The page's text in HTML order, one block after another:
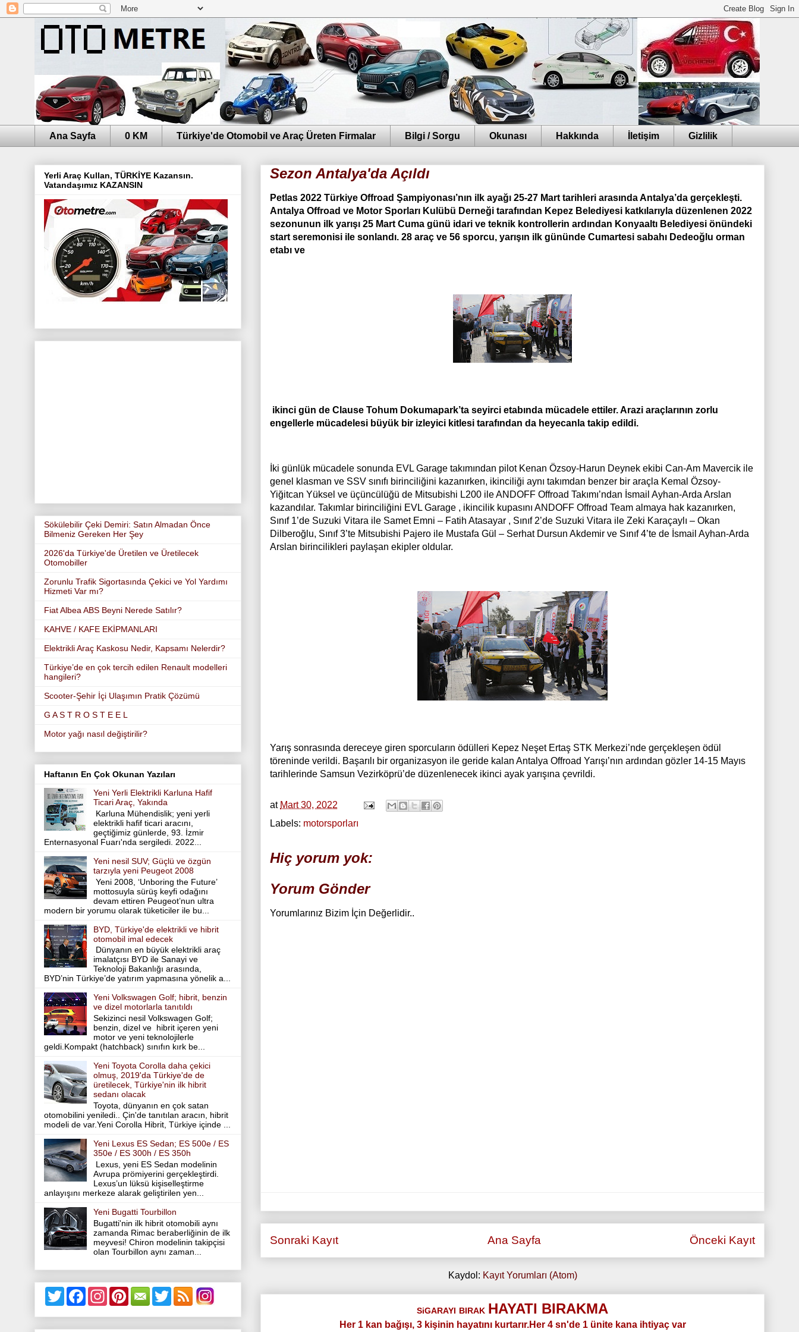
Ana Sayfa 0 KM Türkiye'de Otomobil ve Araç Üreten Firmalar Bilgi / Sorgu Okunası Hakkında İletişim Gizlilik
Sezon Antalya'da Açıldı
Petlas 2022 Türkiye Offroad Şampiyonası’nın ilk ayağı 25-27 Mart tarihleri arasında Antalya’da gerçekleşti.
Antalya Offroad ve Motor Sporları Kulübü Derneği tarafından Kepez Belediyesi katkılarıyla düzenlenen 2022
sezonunun ilk yarışı 25 Mart Cuma günü idari ve teknik kontrollerin ardından Konyaaltı Belediyesi önündeki
start seremonisi ile sonlandı. 28 araç ve 56 sporcu, yarışın ilk gününde Cumartesi sabahı Dedeoğlu orman
etabı ve
ikinci gün de Clause Tohum Dokumapark’ta seyirci etabında mücadele ettiler. Arazi araçlarının zorlu
engellerle mücadelesi büyük bir izleyici kitlesi tarafından da heyecanla takip edildi.
İki günlük mücadele sonunda EVL Garage takımından pilot Kenan Özsoy-Harun Deynek ekibi Can-Am Mavercik ile
genel klasman ve SSV sınıfı birinciliğini kazanırken, ikinciliği aynı takımdan benzer bir araçla Kemal Özsoy-
Yiğitcan Yüksel ve üçüncülüğü de Mitsubishi L200 ile ANDOFF Offroad Takımı’ndan İsmail Ayhan-Arda Arslan
kazandılar. Takımlar birinciliğini EVL Garage , ikincilik kupasını ANDOFF Offroad Team almaya hak kazanırken,
Sınıf 1’de Suzuki Vitara ile Samet Emni – Fatih Atasayar , Sınıf 2’de Suzuki Vitara ile Zeki Karaçaylı – Okan
Dilberoğlu, Sınıf 3’te Mitsubishi Pajero ile Mustafa Gül – Serhat Dursun Akdemir ve Sınıf 4’te de İsmail Ayhan-Arda
Arslan birincilikleri paylaşan ekipler oldular.
Yarış sonrasında dereceye giren sporcuların ödülleri Kepez Neşet Ertaş STK Merkezi’nde gerçekleşen ödül
töreninde verildi. Başarılı bir organizasyon ile geride kalan Antalya Offroad Yarışı’nın ardından gözler 14-15 Mayıs
tarihlerinde Samsun Vezirköprü’de düzenlenecek ikinci ayak yarışına çevrildi.
at Mart 30, 2022
Labels: motorsporları
Hiç yorum yok:
Yorum Gönder
Yorumlarınız Bizim İçin Değerlidir..
Sonraki Kayıt Önceki Kayıt
Ana Sayfa
Kaydol: Kayıt Yorumları (Atom)
SiGARAYI BIRAK HAYATI BIRAKMA
Her 1 kan bağışı, 3 kişinin hayatını kurtarır.Her 4 sn'de 1 ünite kana ihtiyaç var
Yerli Araç Kullan, TÜRKİYE Kazansın.
Vatandaşımız KAZANSIN
Sökülebilir Çeki Demiri: Satın Almadan Önce
Bilmeniz Gereken Her Şey
2026'da Türkiye'de Üretilen ve Üretilecek
Otomobiller
Zorunlu Trafik Sigortasında Çekici ve Yol Yardımı
Hizmeti Var mı?
Fiat Albea ABS Beyni Nerede Satılır?
KAHVE / KAFE EKİPMANLARI
Elektrikli Araç Kaskosu Nedir, Kapsamı Nelerdir?
Türkiye’de en çok tercih edilen Renault modelleri
hangileri?
Scooter-Şehir İçi Ulaşımın Pratik Çözümü
G A S T R O S T E E L
Motor yağı nasıl değiştirilir?
Haftanın En Çok Okunan Yazıları
Yeni Yerli Elektrikli Karluna Hafif
Ticari Araç, Yakında
Karluna Mühendislik; yeni yerli
elektrikli hafif ticari aracını,
geçtiğimiz günlerde, 93. İzmir
Enternasyonal Fuarı'nda sergiledi. 2022...
Yeni nesil SUV; Güçlü ve özgün
tarzıyla yeni Peugeot 2008
Yeni 2008, ‘Unboring the Future’
mottosuyla sürüş keyfi odağını
devam ettiren Peugeot’nun ultra
modern bir yorumu olarak tüketiciler ile bu...
BYD, Türkiye'de elektrikli ve hibrit
otomobil imal edecek
Dünyanın en büyük elektrikli araç
imalatçısı BYD ile Sanayi ve
Teknoloji Bakanlığı arasında,
BYD’nin Türkiye’de yatırım yapmasına yönelik a...
Yeni Volkswagen Golf; hibrit, benzin
ve dizel motorlarla tanıtıldı
Sekizinci nesil Volkswagen Golf;
benzin, dizel ve hibrit içeren yeni
motor ve yeni teknolojilerle
geldi.Kompakt (hatchback) sınıfın kırk be...
Yeni Toyota Corolla daha çekici
olmuş, 2019'da Türkiye'de de
üretilecek, Türkiye'nin ilk hibrit
sedanı olacak
Toyota, dünyanın en çok satan
otomobilini yeniledi.. Çin'de tanıtılan aracın, hibrit
modeli de var.Yeni Corolla Hibrit, Türkiye içinde ...
Yeni Lexus ES Sedan; ES 500e / ES
350e / ES 300h / ES 350h
Lexus, yeni ES Sedan modelinin
Avrupa prömiyerini gerçekleştirdi.
Lexus’un lüksü kişiselleştirme
anlayışını merkeze alarak geliştirilen yen...
Yeni Bugatti Tourbillon
Bugatti'nin ilk hibrit otomobili aynı
zamanda Rimac beraberliğinin de ilk
meyvesi! Chiron modelinin takipçisi
olan Tourbillon aynı zaman...
T
w
t
t
F
e
b
t
a
P
t
e
T
t
t